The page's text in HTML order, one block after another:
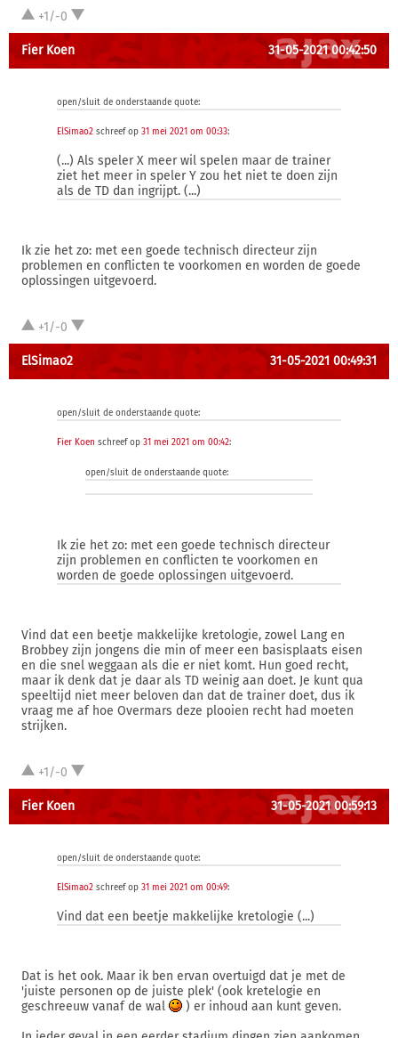
+1/-0
Fier Koen 31-05-2021 00:42:50
open/sluit de onderstaande quote:
ElSimao2 schreef op 31 mei 2021 om 00:33:
(...) Als speler X meer wil spelen maar de trainer
ziet het meer in speler Y zou het niet te doen zijn
als de TD dan ingrijpt. (...)
Ik zie het zo: met een goede technisch directeur zijn
problemen en conflicten te voorkomen en worden de goede
oplossingen uitgevoerd.
+1/-0
ElSimao2 31-05-2021 00:49:31
open/sluit de onderstaande quote:
Fier Koen schreef op 31 mei 2021 om 00:42:
open/sluit de onderstaande quote:
Ik zie het zo: met een goede technisch directeur
zijn problemen en conflicten te voorkomen en
worden de goede oplossingen uitgevoerd.
Vind dat een beetje makkelijke kretologie, zowel Lang en
Brobbey zijn jongens die min of meer een basisplaats eisen
en die snel weggaan als die er niet komt. Hun goed recht,
maar ik denk dat je daar als TD weinig aan doet. Je kunt qua
speeltijd niet meer beloven dan dat de trainer doet, dus ik
vraag me af hoe Overmars deze plooien recht had moeten
strijken.
+1/-0
Fier Koen 31-05-2021 00:59:13
open/sluit de onderstaande quote:
ElSimao2 schreef op 31 mei 2021 om 00:49:
Vind dat een beetje makkelijke kretologie (...)
Dat is het ook. Maar ik ben ervan overtuigd dat je met de
'juiste personen op de juiste plek' (ook kretelogie en
geschreeuw vanaf de wal
) er inhoud aan kunt geven.